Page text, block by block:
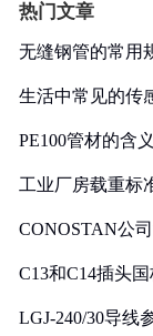
热门文章
无缝钢管的常用
生活中常见的传
PE100管材的含
工业厂房载重标
CONOSTAN公
C13和C14插头
LGJ-240/30导线